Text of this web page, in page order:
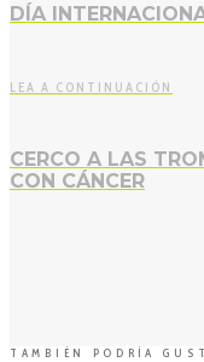
DÍA
LEA A CONTINUACIÓN
CERCO A LAS
CON CÁNCER
TAMBIÉN PODRÍA